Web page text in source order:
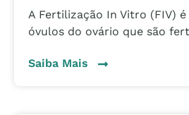
A Fertilização In Vitro (FIV)
óvulos do ovário que são
Saiba Mais Sobre